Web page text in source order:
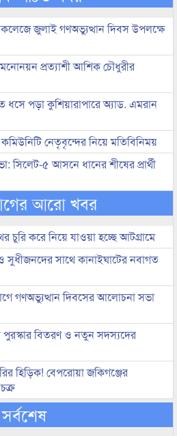
জুলাই গণঅভ্যুত্থান দিবস উপলক্ষে
প্রত্যাশী আশিক চৌধুরীর
ধসে পড়া কুশিয়ারাপারে অ্যাড. এমরান
কমিউনিটি নেতৃবৃন্দের নিয়ে মতিবিনিময়
সিলেট-৫ আসনে ধানের শীষের প্রার্থী
আরো খবর
করে নিয়ে যাওয়া হচ্ছে আটগ্রামে
সাথে কানাইঘাটের নবাগত
গণঅভ্যুত্থান দিবসের আলোচনা সভা
পুরস্কার বিতরণ ও নতুন সদস্যদের
হিড়িক! বেপরোয়া জকিগঞ্জের
সর্বশেষ